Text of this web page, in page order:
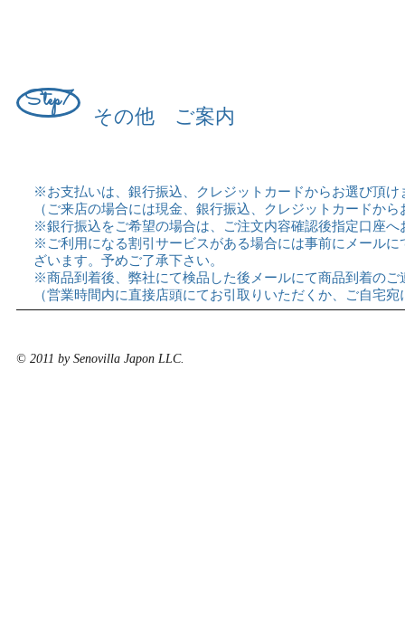
Step7 その他 ご案内
※お支払いは、銀行振込、クレジットカードからお選び頂け
（ご来店の場合には現金、銀行振込、クレジットカードか
※銀行振込をご希望の場合は、ご注文内容確認後指定口座へ
※ご利用になる割引サービスがある場合には事前にメール
ざいます。予めご了承下さい。
※商品到着後、弊社にて検品した後メールにて商品到着のご
（営業時間内に直接店頭にてお引取りいただくか、ご自宅
© 2011 by Senovilla Japon LLC.